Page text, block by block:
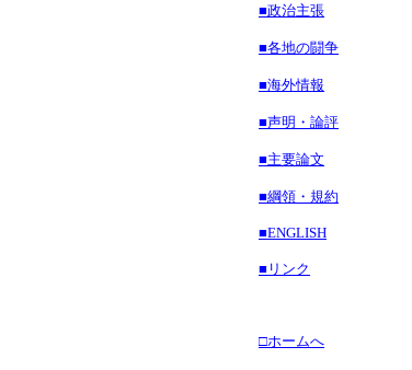
■政治主張
■各地の闘争
■海外情報
■声明・論評
■主要論文
■綱領・規約
■ENGLISH
■リンク
□ホームへ